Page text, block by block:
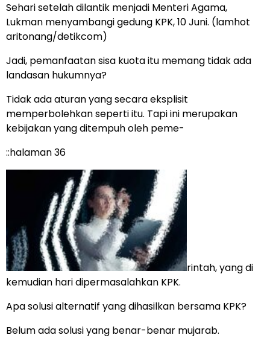
Sehari setelah dilantik menjadi Menteri Agama,
Lukman menyambangi gedung KPK, 10 Juni. (lamhot
aritonang/detikcom)
Jadi, pemanfaatan sisa kuota itu memang tidak ada
landasan hukumnya?
Tidak ada aturan yang secara eksplisit
memperbolehkan seperti itu. Tapi ini merupakan
kebijakan yang ditempuh oleh peme-
::halaman 36
rintah, yang di
kemudian hari dipermasalahkan KPK.
Apa solusi alternatif yang dihasilkan bersama KPK?
Belum ada solusi yang benar-benar mujarab.